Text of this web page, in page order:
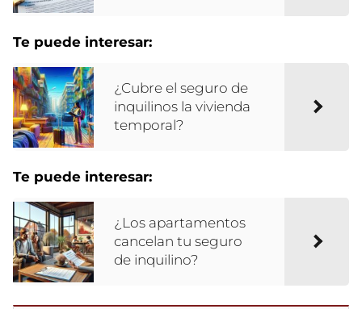
Te puede interesar:
¿Cubre el seguro de
inquilinos la vivienda
temporal?
Te puede interesar:
¿Los apartamentos
cancelan tu seguro
de inquilino?